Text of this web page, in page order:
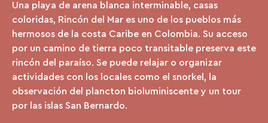
Una playa de arena blanca interminable, casas
coloridas, Rincón del Mar es uno de los pueblos más
hermosos de la costa Caribe en Colombia. Su acceso
por un camino de tierra poco transitable preserva este
rincón del paraíso. Se puede relajar o organizar
actividades con los locales como el snorkel, la
observación del plancton bioluminiscente y un tour
por las islas San Bernardo.